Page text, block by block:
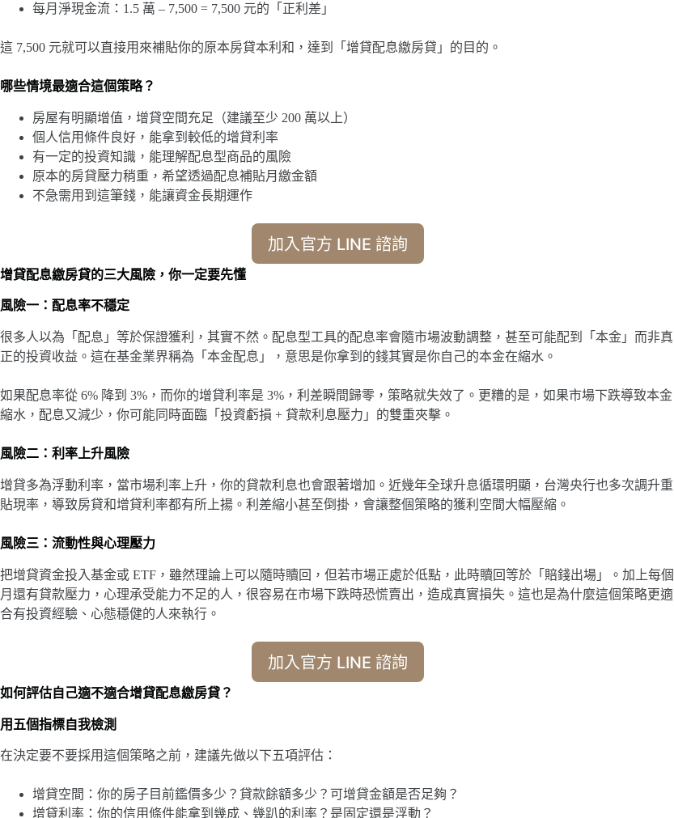
每月淨現金流：1.5 萬 – 7,500 = 7,500 元的「正利差」
這 7,500 元就可以直接用來補貼你的原本房貸本利和，達到「增貸配息繳房貸」的目的。
哪些情境最適合這個策略？
房屋有明顯增值，增貸空間充足（建議至少 200 萬以上）
個人信用條件良好，能拿到較低的增貸利率
有一定的投資知識，能理解配息型商品的風險
原本的房貸壓力稍重，希望透過配息補貼月繳金額
不急需用到這筆錢，能讓資金長期運作
加入官方 LINE 諮詢
增貸配息繳房貸的三大風險，你一定要先懂
風險一：配息率不穩定
很多人以為「配息」等於保證獲利，其實不然。配息型工具的配息率會隨市場波動調整，甚至可能配到「本金」而非真
正的投資收益。這在基金業界稱為「本金配息」，意思是你拿到的錢其實是你自己的本金在縮水。
如果配息率從 6% 降到 3%，而你的增貸利率是 3%，利差瞬間歸零，策略就失效了。更糟的是，如果市場下跌導致本金
縮水，配息又減少，你可能同時面臨「投資虧損 + 貸款利息壓力」的雙重夾擊。
風險二：利率上升風險
增貸多為浮動利率，當市場利率上升，你的貸款利息也會跟著增加。近幾年全球升息循環明顯，台灣央行也多次調升重
貼現率，導致房貸和增貸利率都有所上揚。利差縮小甚至倒掛，會讓整個策略的獲利空間大幅壓縮。
風險三：流動性與心理壓力
把增貸資金投入基金或 ETF，雖然理論上可以隨時贖回，但若市場正處於低點，此時贖回等於「賠錢出場」。加上每個
月還有貸款壓力，心理承受能力不足的人，很容易在市場下跌時恐慌賣出，造成真實損失。這也是為什麼這個策略更適
合有投資經驗、心態穩健的人來執行。
加入官方 LINE 諮詢
如何評估自己適不適合增貸配息繳房貸？
用五個指標自我檢測
在決定要不要採用這個策略之前，建議先做以下五項評估：
增貸空間：你的房子目前鑑價多少？貸款餘額多少？可增貸金額是否足夠？
增貸利率：你的信用條件能拿到幾成、幾趴的利率？是固定還是浮動？